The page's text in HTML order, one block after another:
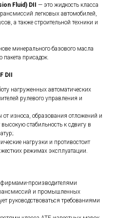
Fluid) DII
— это жидкость класса
легковых автомобилей,
а также строительной техники и
минерального базового масла
присадок.
DII
нагруженных автоматических
рулевого управления и
от износа, образования отложений и
стабильность к сдвигу в
нагрузки и противостоит
режимах эксплуатации.
фирмами-производителями
и промышленных
руководствоваться требованиями